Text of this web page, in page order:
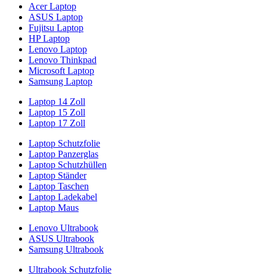
Acer Laptop
ASUS Laptop
Fujitsu Laptop
HP Laptop
Lenovo Laptop
Lenovo Thinkpad
Microsoft Laptop
Samsung Laptop
Laptop 14 Zoll
Laptop 15 Zoll
Laptop 17 Zoll
Laptop Schutzfolie
Laptop Panzerglas
Laptop Schutzhüllen
Laptop Ständer
Laptop Taschen
Laptop Ladekabel
Laptop Maus
Lenovo Ultrabook
ASUS Ultrabook
Samsung Ultrabook
Ultrabook Schutzfolie